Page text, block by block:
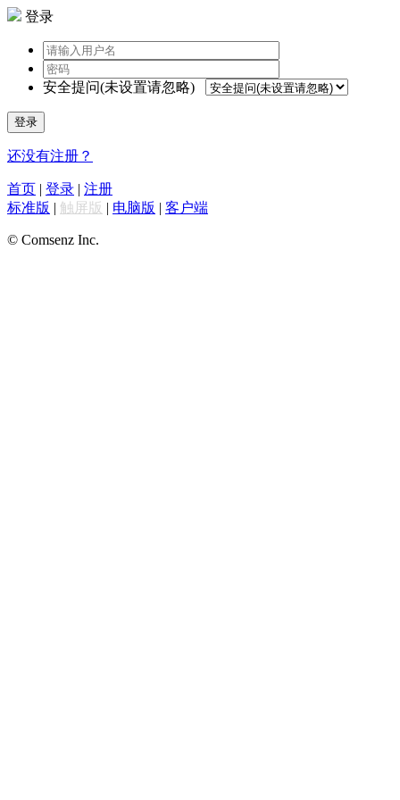
登录
安全提问(未设置请忽略)
登录
还没有注册？
首页 | 登录 | 注册
标准版 | 触屏版 | 电脑版 | 客户端
© Comsenz Inc.